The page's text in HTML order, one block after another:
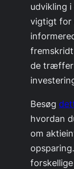
udvikling
vigtigt for
de træffer
Besøg
hvordan
om